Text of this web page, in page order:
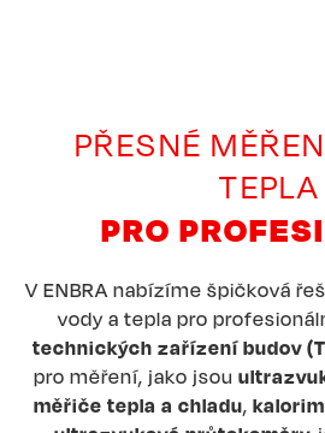
PŘESNÉ
TEPLA
PRO
V ENBRA nabízíme špičková
vody a tepla pro
technických zařízení budov
pro měření, jako jsou
měřiče tepla a chladu,